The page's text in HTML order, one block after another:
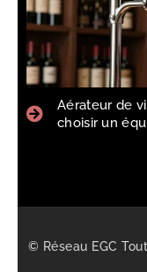
Aérateur de
choisir un
© Réseau EGC